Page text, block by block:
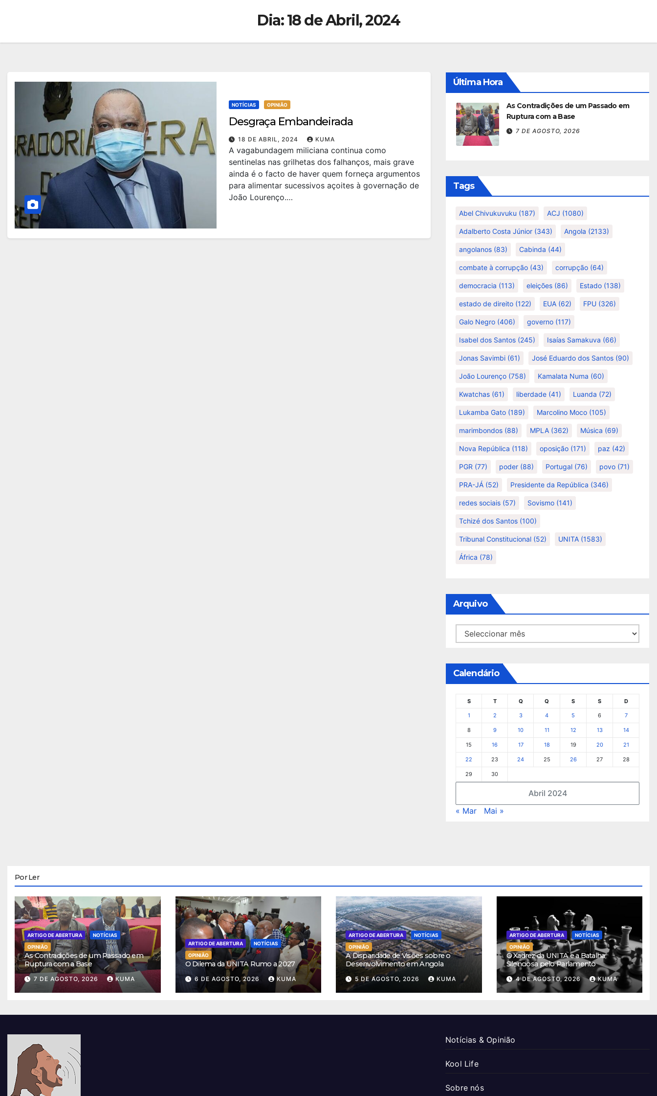
Dia:18 de Abril, 2024
NOTÍCIAS OPINIÃO
Desgraça Embandeirada
18 DE ABRIL, 2024 KUMA
A vagabundagem miliciana continua como
sentinelas nas grilhetas dos falhanços, mais grave
ainda é o facto de haver quem forneça argumentos
para alimentar sucessivos açoites à governação de
João Lourenço.…
Última Hora
As Contradições de um Passado em
Ruptura com a Base
7 DE AGOSTO, 2026
Tags
Abel Chivukuvuku (187) ACJ (1080)
Adalberto Costa Júnior (343) Angola (2133)
angolanos (83) Cabinda (44)
combate à corrupção (43) corrupção (64)
democracia (113) eleições (86) Estado (138)
estado de direito (122) EUA (62) FPU (326)
Galo Negro (406) governo (117)
Isabel dos Santos (245) Isaías Samakuva (66)
Jonas Savimbi (61) José Eduardo dos Santos (90)
João Lourenço (758) Kamalata Numa (60)
Kwatchas (61) liberdade (41) Luanda (72)
Lukamba Gato (189) Marcolino Moco (105)
marimbondos (88) MPLA (362) Música (69)
Nova República (118) oposição (171) paz (42)
PGR (77) poder (88) Portugal (76) povo (71)
PRA-JÁ (52) Presidente da República (346)
redes sociais (57) Sovismo (141)
Tchizé dos Santos (100)
Tribunal Constitucional (52) UNITA (1583)
África (78)
Arquivo
Arquivo
Calendário
Abril 2024
S T Q Q S S D
1 2 3 4 5 6 7
8 9 10 11 12 13 14
15 16 17 18 19 20 21
22 23 24 25 26 27 28
29 30
« Mar Mai »
Por Ler
ARTIGO DE ABERTURA
NOTÍCIAS
OPINIÃO
As Contradições de um Passado em
Ruptura com a Base
7 DE AGOSTO, 2026 KUMA
ARTIGO DE ABERTURA
NOTÍCIAS
OPINIÃO
O Dilema da UNITA Rumo a 2027
6 DE AGOSTO, 2026 KUMA
ARTIGO DE ABERTURA
NOTÍCIAS
OPINIÃO
A Disparidade de Visões sobre o
Desenvolvimento em Angola
5 DE AGOSTO, 2026 KUMA
ARTIGO DE ABERTURA
NOTÍCIAS
OPINIÃO
O Xadrez da UNITA e a Batalha
Silenciosa pelo Parlamento
4 DE AGOSTO, 2026 KUMA
Notícias & Opinião
Kool Life
Sobre nós